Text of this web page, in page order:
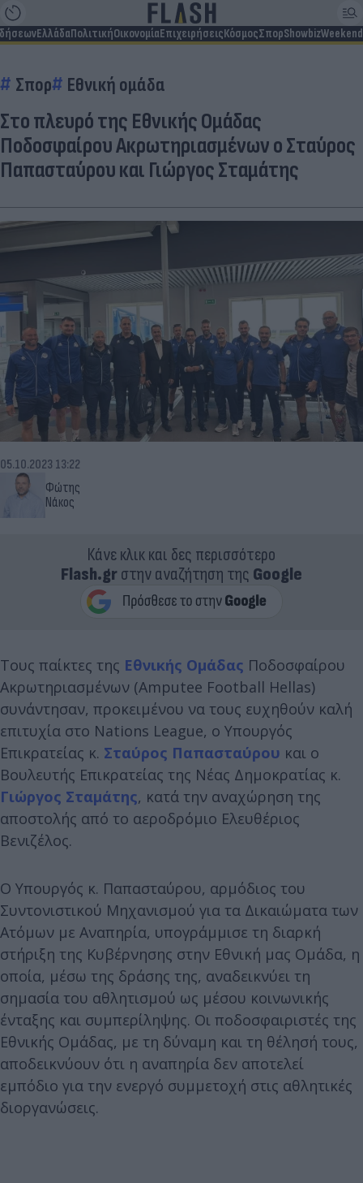
ΕλλάδαΠολιτικήΟικονομίαΕπιχειρήσειςΚόσμοςΣπορShowbizWeekend
Σπορ Εθνική ομάδα
Στο πλευρό της Εθνικής Ομάδας
Ποδοσφαίρου Ακρωτηριασμένων ο Σταύρος
Παπασταύρου και Γιώργος Σταμάτης
Φώτης
Νάκος
05.10.2023 13:22
Κάνε κλικ και δες περισσότερο
Flash.grστην αναζήτηση της Google
Τους παίκτες της Εθνικής Ομάδας Ποδοσφαίρου
Ακρωτηριασμένων (Amputee Football Hellas)
συνάντησαν, προκειμένου να τους ευχηθούν καλή
επιτυχία στο Nations League, ο Υπουργός
Επικρατείας κ. Σταύρος Παπασταύρου και ο
Βουλευτής Επικρατείας της Νέας Δημοκρατίας κ.
Γιώργος Σταμάτης, κατά την αναχώρηση της
αποστολής από το αεροδρόμιο Ελευθέριος
Βενιζέλος.
Ο Υπουργός κ. Παπασταύρου, αρμόδιος του
Συντονιστικού Μηχανισμού για τα Δικαιώματα των
Ατόμων με Αναπηρία, υπογράμμισε τη διαρκή
στήριξη της Κυβέρνησης στην Εθνική μας Ομάδα, η
οποία, μέσω της δράσης της, αναδεικνύει τη
σημασία του αθλητισμού ως μέσου κοινωνικής
ένταξης και συμπερίληψης. Οι ποδοσφαιριστές της
Εθνικής Ομάδας, με τη δύναμη και τη θέλησή τους,
αποδεικνύουν ότι η αναπηρία δεν αποτελεί
εμπόδιο για την ενεργό συμμετοχή στις αθλητικές
διοργανώσεις.